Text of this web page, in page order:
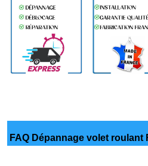
FAQ Dépannage volet roulant